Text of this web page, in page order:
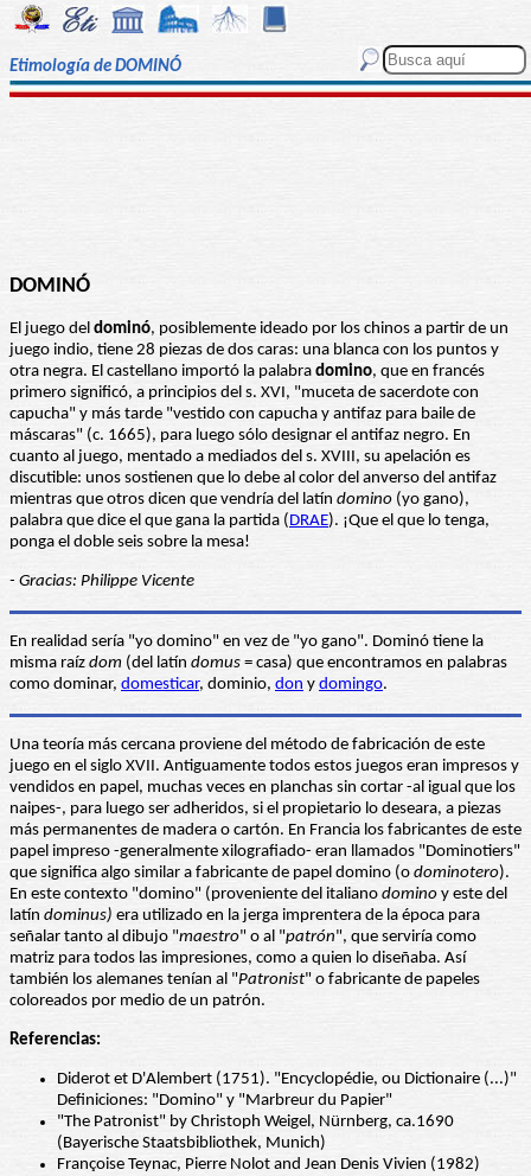
Etimología de DOMINÓ
DOMINÓ
El juego del dominó, posiblemente ideado por los chinos a partir de un
juego indio, tiene 28 piezas de dos caras: una blanca con los puntos y
otra negra. El castellano importó la palabra domino, que en francés
primero significó, a principios del s. XVI, "muceta de sacerdote con
capucha" y más tarde "vestido con capucha y antifaz para baile de
máscaras" (c. 1665), para luego sólo designar el antifaz negro. En
cuanto al juego, mentado a mediados del s. XVIII, su apelación es
discutible: unos sostienen que lo debe al color del anverso del antifaz
mientras que otros dicen que vendría del latín domino (yo gano),
palabra que dice el que gana la partida (DRAE). ¡Que el que lo tenga,
ponga el doble seis sobre la mesa!
- Gracias: Philippe Vicente
En realidad sería "yo domino" en vez de "yo gano". Dominó tiene la
misma raíz dom (del latín domus = casa) que encontramos en palabras
como dominar, domesticar, dominio, don y domingo.
Una teoría más cercana proviene del método de fabricación de este
juego en el siglo XVII. Antiguamente todos estos juegos eran impresos y
vendidos en papel, muchas veces en planchas sin cortar -al igual que los
naipes-, para luego ser adheridos, si el propietario lo deseara, a piezas
más permanentes de madera o cartón. En Francia los fabricantes de este
papel impreso -generalmente xilografiado- eran llamados "Dominotiers"
que significa algo similar a fabricante de papel domino (o dominotero).
En este contexto "domino" (proveniente del italiano domino y este del
latín dominus) era utilizado en la jerga imprentera de la época para
señalar tanto al dibujo "maestro" o al "patrón", que serviría como
matriz para todos las impresiones, como a quien lo diseñaba. Así
también los alemanes tenían al "Patronist" o fabricante de papeles
coloreados por medio de un patrón.
Referencias:
Diderot et D'Alembert (1751). "Encyclopédie, ou Dictionaire (...)"
Definiciones: "Domino" y "Marbreur du Papier"
"The Patronist" by Christoph Weigel, Nürnberg, ca.1690
(Bayerische Staatsbibliothek, Munich)
Françoise Teynac, Pierre Nolot and Jean Denis Vivien (1982)